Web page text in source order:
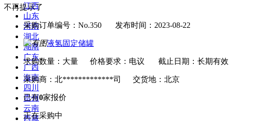
江西
山东
河南
湖北
湖南
广东
广西
海南
四川
贵州
云南
西藏
不再提示了
采购订单编号：No.350 发布时间：2023-08-22
液氢固定储罐
求购数量：大量 价格要求：电议 截止日期：长期有效
采购商：北*************司 交货地：北京
已有0家报价
正在采购中